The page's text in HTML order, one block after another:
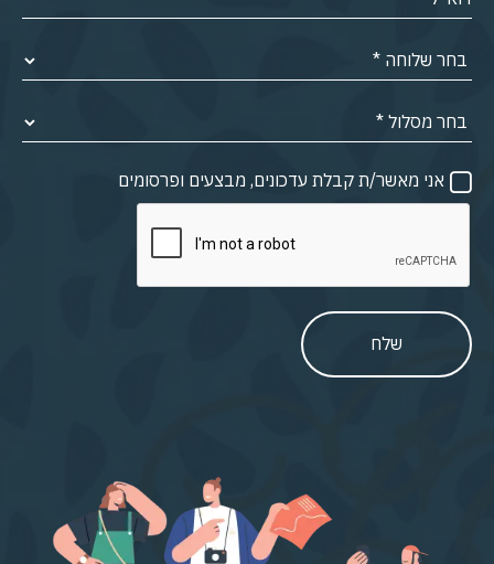
אני מאשר/ת קבלת עדכונים, מבצעים ופרסומים
שלח